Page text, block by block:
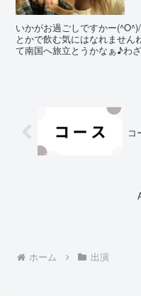
いかがお過ごしですかー
とかで飲む気にはなれません
て南国へ旅立とうかなぁ♪わ
コ
ホーム 出演